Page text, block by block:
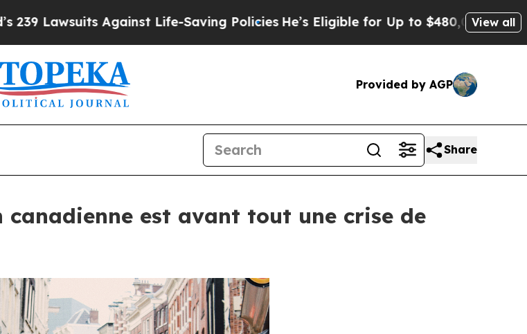
Against Life-Saving PoliciesHe’s Eligible for Up to $480,000 After Being
View all
Provided by AGP
Share
canadienne est avant tout une crise de